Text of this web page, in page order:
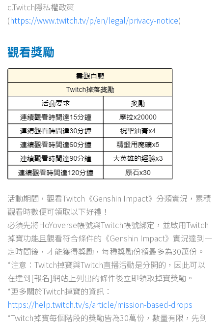
c.Twitch隱私權政策
(https://www.twitch.tv/p/en/legal/privacy-notice)
觀看獎勵
活動期間，觀看Twitch《Genshin Impact》分類實況，累積
觀看時數便可領取以下好禮！
必須先將HoYoverse帳號與Twitch帳號綁定，並啟用Twitch
掉寶功能且觀看符合條件的《Genshin Impact》實況達到一
定時間後，才能獲得獎勵，每種獎勵份額最多為30萬份。
*注意：Twitch掉寶與Twitch直播活動是分開的，因此可以
在達到[報名]網站上列出的條件後立即領取掉寶獎勵。
*更多關於Twitch掉寶的資訊：
https://help.twitch.tv/s/article/mission-based-drops
*Twitch掉寶每個階段的獎勵皆為30萬份，數量有限，先到